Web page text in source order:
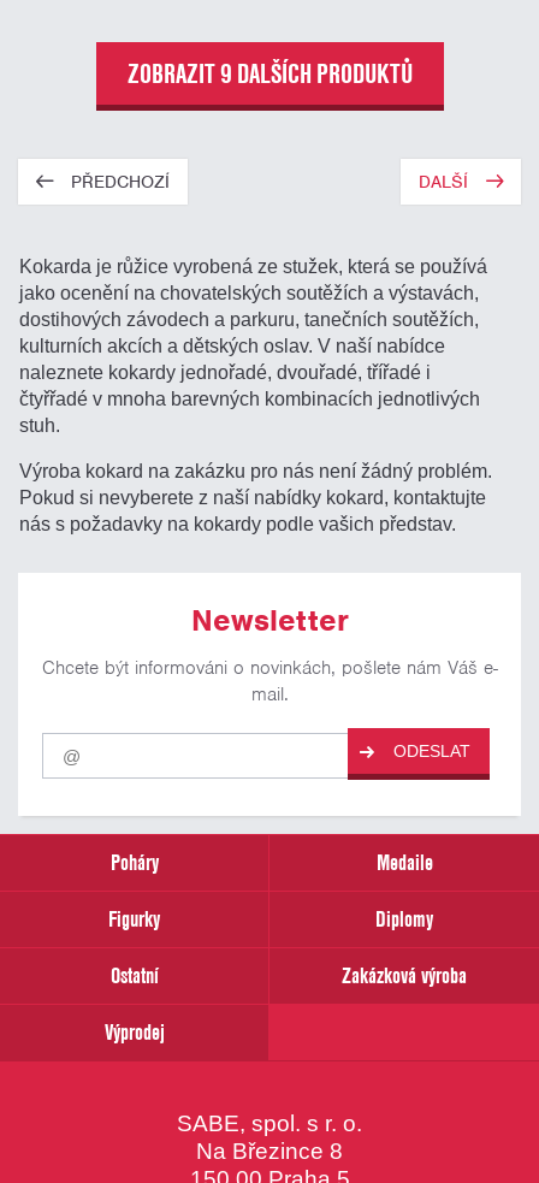
ZOBRAZIT 9 DALŠÍCH PRODUKTŮ
PŘEDCHOZÍ DALŠÍ
Kokarda je růžice vyrobená ze stužek, která se používá
jako ocenění na chovatelských soutěžích a výstavách,
dostihových závodech a parkuru, tanečních soutěžích,
kulturních akcích a dětských oslav. V naší nabídce
naleznete kokardy jednořadé, dvouřadé, třířadé i
čtyřřadé v mnoha barevných kombinacích jednotlivých
stuh.
Výroba kokard na zakázku pro nás není žádný problém.
Pokud si nevyberete z naší nabídky kokard, kontaktujte
nás s požadavky na kokardy podle vašich představ.
Newsletter
Chcete být informováni o novinkách, pošlete nám Váš e-
mail.
Pro
odběr
našich
email
ODESLAT
Poháry
Medaile
Figurky
Diplomy
Ostatní
Zakázková výroba
Výprodej
SABE, spol. s r. o.
Na Březince 8